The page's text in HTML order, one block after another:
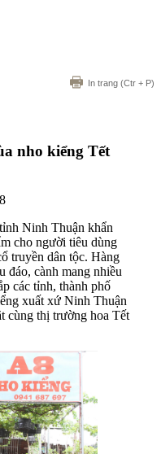
In trang (Ctr + P)
nho kiểng Tết
Ninh Thuận khẩn
cho người tiêu dùng
truyền dân tộc. Hàng
đáo, cành mang nhiều
các tỉnh, thành phố
xuất xứ Ninh Thuận
cùng thị trường hoa Tết